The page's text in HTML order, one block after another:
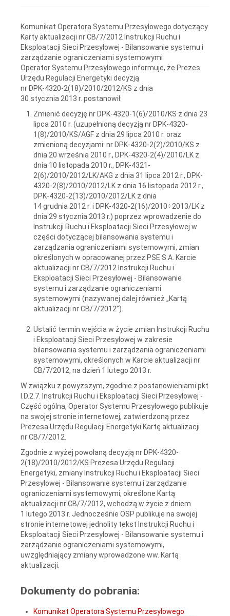
Komunikat Operatora Systemu Przesyłowego dotyczący
Karty aktualizacji nr CB/7/2012 Instrukcji Ruchu i
Eksploatacji Sieci Przesyłowej - Bilansowanie systemu i
zarządzanie ograniczeniami systemowymi
Operator Systemu Przesyłowego informuje, że Prezes
Urzędu Regulacji Energetyki decyzją
nr DPK-4320-2(18)/2010/2012/KS z dnia
30 stycznia 2013 r. postanowił:
Zmienić decyzję nr DPK-4320-1(6)/2010/KS z dnia 23
lipca 2010 r. (uzupełnioną decyzją nr DPK-4320-
1(8)/2010/KS/AGF z dnia 29 lipca 2010 r. oraz
zmienioną decyzjami: nr DPK-4320-2(2)/2010/KS z
dnia 20 września 2010 r., DPK-4320-2(4)/2010/LK z
dnia 10 listopada 2010 r., DPK-4321-
2(6)/2010/2012/LK/AKG z dnia 31 lipca 2012 r., DPK-
4320-2(8)/2010/2012/LK z dnia 16 listopada 2012 r.,
DPK-4320-2(13)/2010/2012/LK z dnia
14 grudnia 2012 r. i DPK-4320-2(16)/2010÷2013/LK z
dnia 29 stycznia 2013 r.) poprzez wprowadzenie do
Instrukcji Ruchu i Eksploatacji Sieci Przesyłowej w
części dotyczącej bilansowania systemu i
zarządzania ograniczeniami systemowymi, zmian
określonych w opracowanej przez PSE S.A. Karcie
aktualizacji nr CB/7/2012 Instrukcji Ruchu i
Eksploatacji Sieci Przesyłowej - Bilansowanie
systemu i zarządzanie ograniczeniami
systemowymi (nazywanej dalej również „Kartą
aktualizacji nr CB/7/2012”).
Ustalić termin wejścia w życie zmian Instrukcji Ruchu
i Eksploatacji Sieci Przesyłowej w zakresie
bilansowania systemu i zarządzania ograniczeniami
systemowymi, określonych w Karcie aktualizacji nr
CB/7/2012, na dzień 1 lutego 2013 r.
W związku z powyższym, zgodnie z postanowieniami pkt
I.D.2.7. Instrukcji Ruchu i Eksploatacji Sieci Przesyłowej -
Część ogólna, Operator Systemu Przesyłowego publikuje
na swojej stronie internetowej, zatwierdzoną przez
Prezesa Urzędu Regulacji Energetyki Kartę aktualizacji
nr CB/7/2012.
Zgodnie z wyżej powołaną decyzją nr DPK-4320-
2(18)/2010/2012/KS Prezesa Urzędu Regulacji
Energetyki, zmiany Instrukcji Ruchu i Eksploatacji Sieci
Przesyłowej - Bilansowanie systemu i zarządzanie
ograniczeniami systemowymi, określone Kartą
aktualizacji nr CB/7/2012, wchodzą w życie z dniem
1 lutego 2013 r. Jednocześnie OSP publikuje na swojej
stronie internetowej jednolity tekst Instrukcji Ruchu i
Eksploatacji Sieci Przesyłowej - Bilansowanie systemu i
zarządzanie ograniczeniami systemowymi,
uwzględniający zmiany wprowadzone ww. Kartą
aktualizacji.
Dokumenty do pobrania:
Komunikat Operatora Systemu Przesyłowego